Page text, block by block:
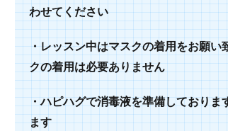
レ
ッ
ス
ン
も
あ
り
ま
す♪
わせてください
・レッスン中はマスクの着用をお願
クの着用は必要ありません
・ハピハグで消毒液を準備しており
ます